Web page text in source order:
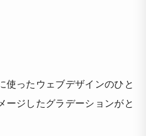
使ったウェブデザインのひと
ージしたグラデーションがと